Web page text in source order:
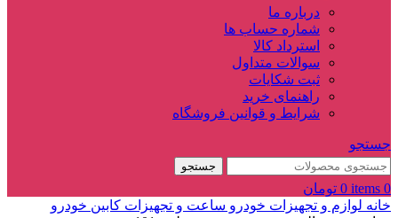
درباره ما
شماره حساب ها
استرداد کالا
سوالات متداول
ثبت شکایات
راهنمای خرید
شرایط و قوانین فروشگاه
جستجو
جستجو
0
items
0 تومان
خانه لوازم و تجهیزات خودرو ساعت و تجهیزات کابین خودرو